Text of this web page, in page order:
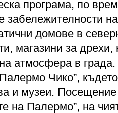
програма, по
забележителности
домове в
магазини за
атмосфера в
Чико”,
и музеи.
на Палермо”, на